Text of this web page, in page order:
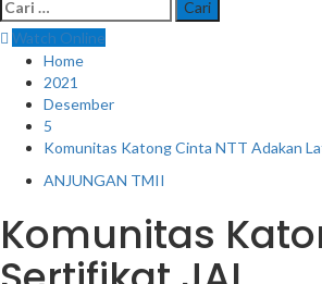
untuk:
Watch Online
Home
2021
Desember
5
Komunitas Katong Cinta NTT Adakan
ANJUNGAN TMII
Komunitas